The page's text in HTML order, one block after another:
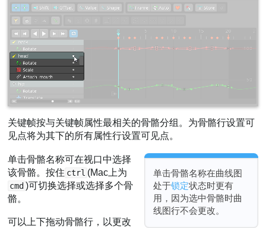
关键帧按与关键帧属性最相关的骨骼分组。为骨骼行设置可
见点将为其下的所有属性行设置可见点。
单击骨骼名称在曲线图
处于锁定状态时更有
用，因为选中骨骼时曲
线图行不会更改。
单击骨骼名称可在视口中选择
该骨骼。按住 ctrl (Mac上为
cmd )可切换选择或选择多个骨
骼。
可以上下拖动骨骼行，以更改